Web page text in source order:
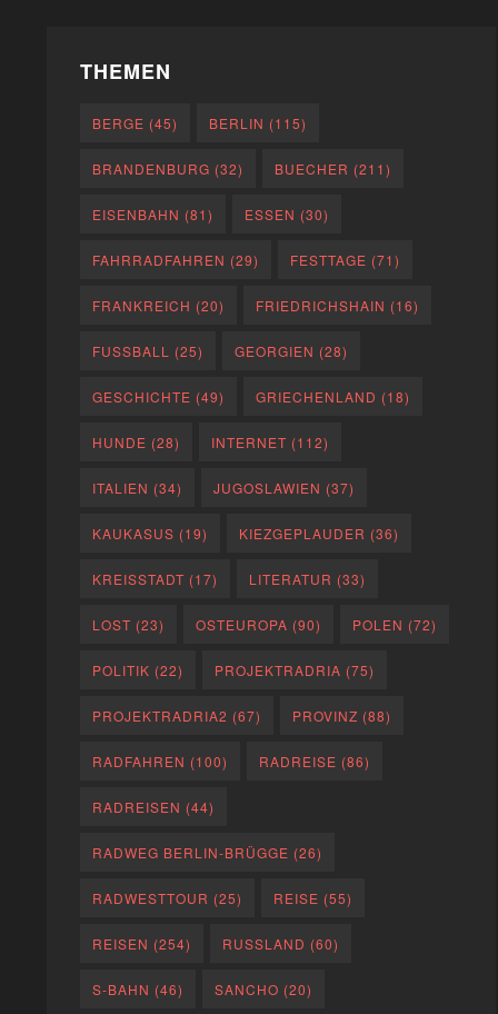
THEMEN
BERGE (45) BERLIN (115)
BRANDENBURG (32) BUECHER (211)
EISENBAHN (81) ESSEN (30)
FAHRRADFAHREN (29) FESTTAGE (71)
FRANKREICH (20) FRIEDRICHSHAIN (16)
FUSSBALL (25) GEORGIEN (28)
GESCHICHTE (49) GRIECHENLAND (18)
HUNDE (28) INTERNET (112)
ITALIEN (34) JUGOSLAWIEN (37)
KAUKASUS (19) KIEZGEPLAUDER (36)
KREISSTADT (17) LITERATUR (33)
LOST (23) OSTEUROPA (90) POLEN (72)
POLITIK (22) PROJEKTRADRIA (75)
PROJEKTRADRIA2 (67) PROVINZ (88)
RADFAHREN (100) RADREISE (86)
RADREISEN (44)
RADWEG BERLIN-BRÜGGE (26)
RADWESTTOUR (25) REISE (55)
REISEN (254) RUSSLAND (60)
S-BAHN (46) SANCHO (20)